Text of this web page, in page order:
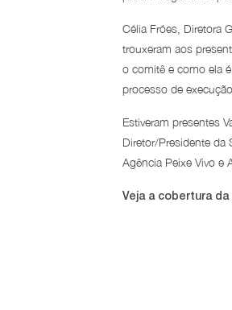
Célia Fróes, Diretora
trouxeram aos
o comitê e como ela
processo de execução.
Estiveram presentes
Diretor/Presidente da
Agência Peixe Vivo e
Veja a cobertura da